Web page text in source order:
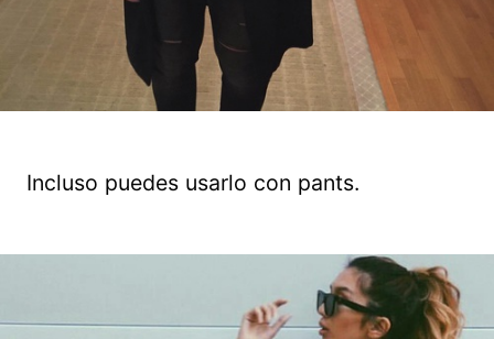
Incluso puedes usarlo con pants.